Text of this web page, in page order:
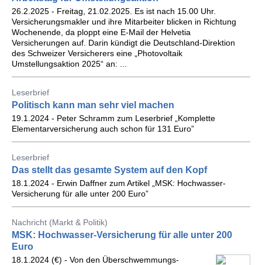
26.2.2025 - Freitag, 21.02.2025. Es ist nach 15.00 Uhr.
Versicherungsmakler und ihre Mitarbeiter blicken in Richtung
Wochenende, da ploppt eine E-Mail der Helvetia
Versicherungen auf. Darin kündigt die Deutschland-Direktion
des Schweizer Versicherers eine „Photovoltaik
Umstellungsaktion 2025“ an: ...
Leserbrief
Politisch kann man sehr viel machen
19.1.2024 - Peter Schramm zum Leserbrief „Komplette
Elementarversicherung auch schon für 131 Euro”
Leserbrief
Das stellt das gesamte System auf den Kopf
18.1.2024 - Erwin Daffner zum Artikel „MSK: Hochwasser-
Versicherung für alle unter 200 Euro”
Nachricht (Markt & Politik)
MSK: Hochwasser-Versicherung für alle unter 200
Euro
18.1.2024 (€) - Von den Überschwemmungs-